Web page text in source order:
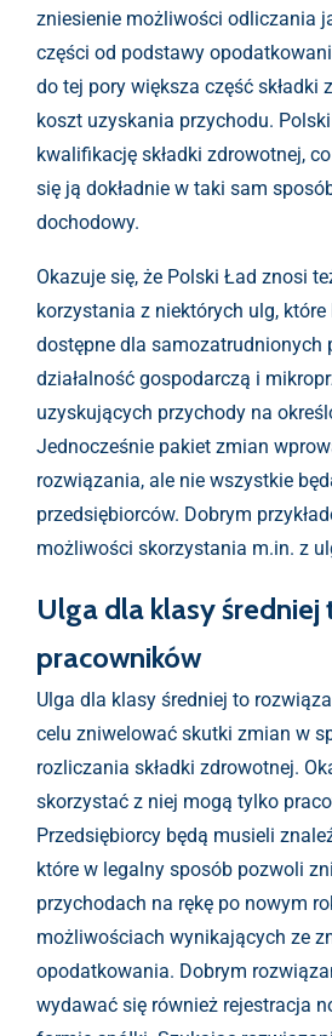
zniesienie możliwości odliczania
części od podstawy
do tej pory większa część składki
koszt uzyskania przychodu.
kwalifikację składki zdrowotnej,
się ją dokładnie w taki sam
dochodowy.
Okazuje się, że Polski Ład znosi
korzystania z niektórych ulg, które
dostępne dla samozatrudnionych
działalność gospodarczą i
uzyskujących przychody na
Jednocześnie pakiet zmian
rozwiązania, ale nie wszystkie
przedsiębiorców. Dobrym
możliwości skorzystania m.in. z
Ulga dla klasy średniej
pracowników
Ulga dla klasy średniej to
celu zniwelować skutki zmian w
rozliczania składki zdrowotnej.
skorzystać z niej mogą tylko
Przedsiębiorcy będą musieli
które w legalny sposób pozwoli
przychodach na rękę po nowym
możliwościach wynikających ze
opodatkowania. Dobrym
wydawać się również rejestracja